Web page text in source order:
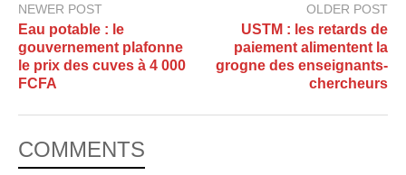
NEWER POST
Eau potable : le
gouvernement plafonne
le prix des cuves à 4 000
FCFA
OLDER POST
USTM : les retards de
paiement alimentent la
grogne des enseignants-
chercheurs
COMMENTS